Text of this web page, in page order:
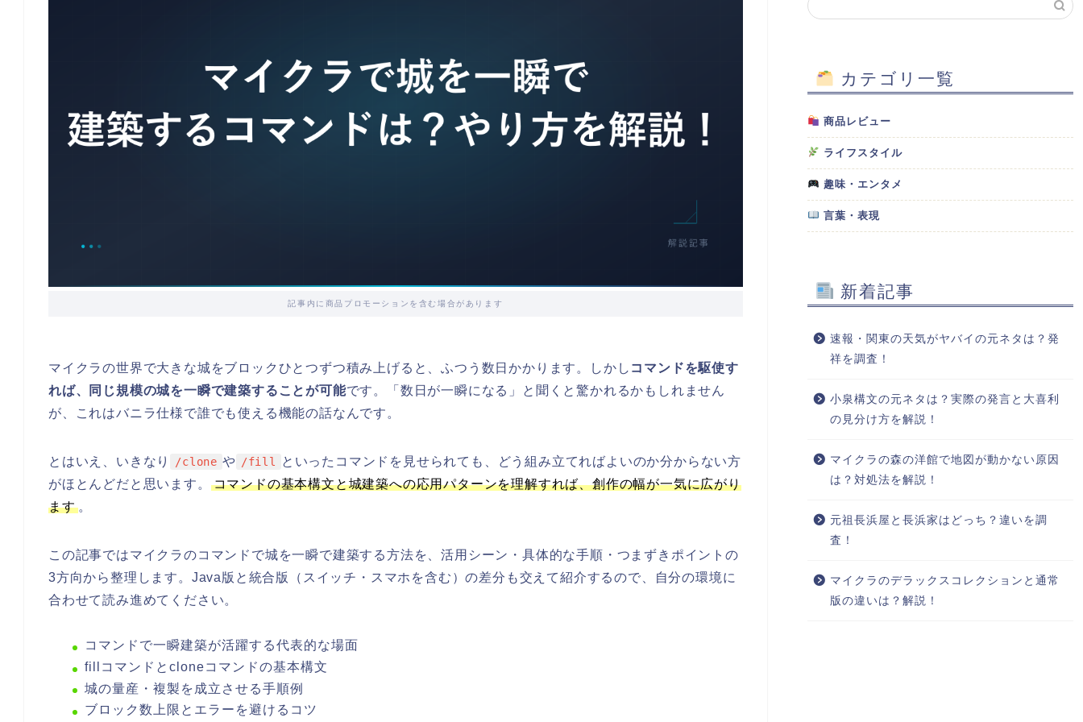
記事内に商品プロモーションを含む場合があります
マイクラの世界で大きな城をブロックひとつずつ積み上げると、ふつう数日かかります。しかし コマンドを駆使す
れば、同じ規模の城を一瞬で建築することが可能です。「数日が一瞬になる」と聞くと驚かれるかもしれません
が、これはバニラ仕様で誰でも使える機能の話なんです。
とはいえ、いきなり /clone や /fill
といったコマンドを見せられても、どう組み立てればよいのか分からない方
がほとんどだと思います。
コマンドの基本構文と城建築への応用パターンを理解すれば、創作の幅が一気に広がり
ます。
この記事ではマイクラのコマンドで城を一瞬で建築する方法を、活用シーン・具体的な手順・つまずきポイントの
3方向から整理します。Java版と統合版（スイッチ・スマホを含む）の差分も交えて紹介するので、自分の環境に
合わせて読み進めてください。
コマンドで一瞬建築が活躍する代表的な場面
fillコマンドとcloneコマンドの基本構文
城の量産・複製を成立させる手順例
ブロック数上限とエラーを避けるコツ
カテゴリ一覧
商品レビュー
ライフスタイル
趣味・エンタメ
言葉・表現
新着記事
速報・関東の天気がヤバイの元ネタは？発
祥を調査！
小泉構文の元ネタは？実際の発言と大喜利
の見分け方を解説！
マイクラの森の洋館で地図が動かない原因
は？対処法を解説！
元祖長浜屋と長浜家はどっち？違いを調
査！
マイクラのデラックスコレクションと通常
版の違いは？解説！